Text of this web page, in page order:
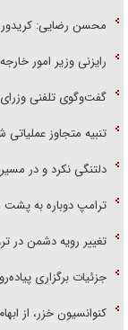
محسن رضایی:
رایزنی وزیر امور خارجه
گفت‌وگوی تلفنی
تنبیه متجاوز عملیاتی
دلتنگی نکرد و در
ترامپ دوباره به
تغییر رویه دشمن در
جزئیات برگزاری
کنوانسیون خزر، از